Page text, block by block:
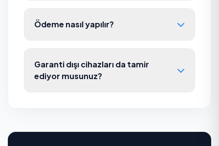
Ödeme nasıl yapılır?
Garanti dışı cihazları da tamir
ediyor musunuz?